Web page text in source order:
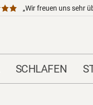
„Wir freuen uns sehr
SCHLAFEN